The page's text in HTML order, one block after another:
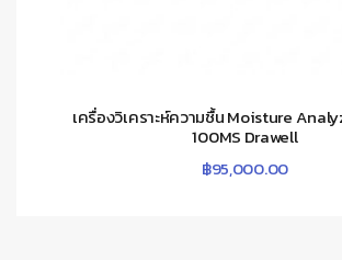
เครื่องวิเคราะห์ความชื้น Moisture
100MS Drawell
฿95,000.00